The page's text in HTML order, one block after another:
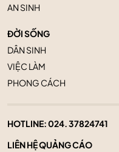
AN SINH
ĐỜI SỐNG
DÂN SINH
VIỆC LÀM
PHONG CÁCH
HOTLINE:024. 37824741
LIÊN HỆ QUẢNG CÁO